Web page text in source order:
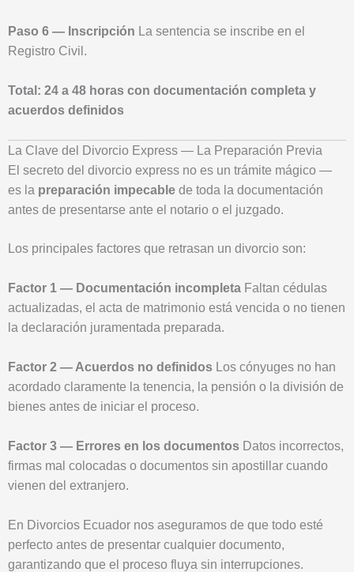
Paso 6 — Inscripción La sentencia se inscribe en el
Registro Civil.
Total: 24 a 48 horas con documentación completa y
acuerdos definidos
La Clave del Divorcio Express — La Preparación Previa
El secreto del divorcio express no es un trámite mágico —
es la preparación impecable de toda la documentación
antes de presentarse ante el notario o el juzgado.
Los principales factores que retrasan un divorcio son:
Factor 1 — Documentación incompleta Faltan cédulas
actualizadas, el acta de matrimonio está vencida o no tienen
la declaración juramentada preparada.
Factor 2 — Acuerdos no definidos Los cónyuges no han
acordado claramente la tenencia, la pensión o la división de
bienes antes de iniciar el proceso.
Factor 3 — Errores en los documentos Datos incorrectos,
firmas mal colocadas o documentos sin apostillar cuando
vienen del extranjero.
En Divorcios Ecuador nos aseguramos de que todo esté
perfecto antes de presentar cualquier documento,
garantizando que el proceso fluya sin interrupciones.